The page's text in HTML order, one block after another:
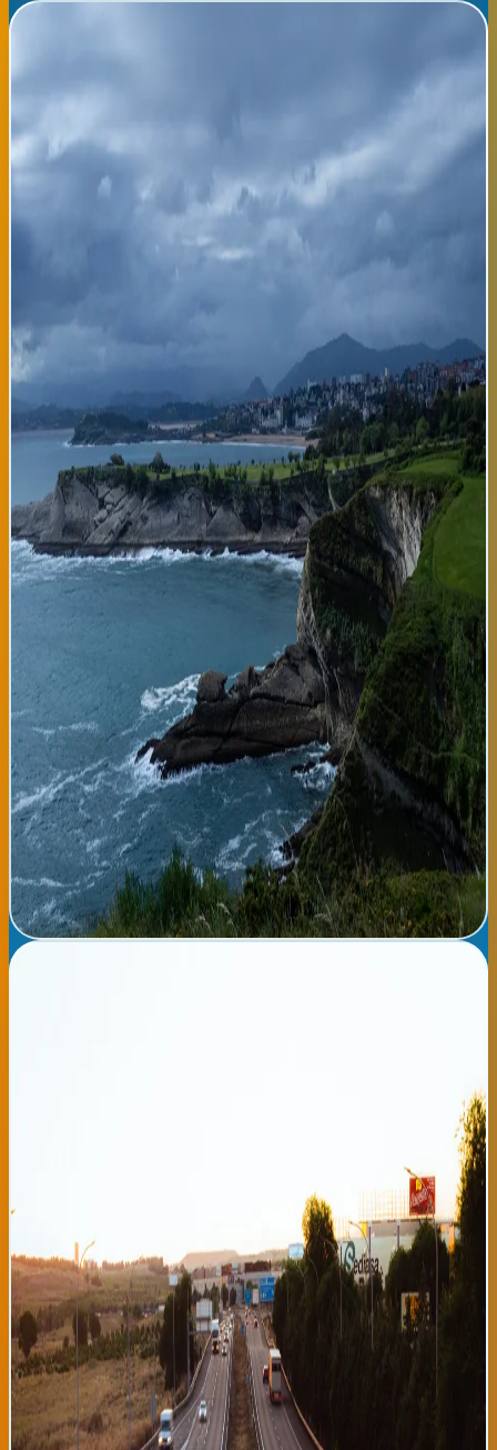
nos trae un día típicamente estival en el País Vasco, con
temperaturas moderadas de máxima de 27 grados centígrados
en Bilbao y Donostia, mientras que las mínimas rondarán los 19
grados. La previsión meteorológica indica cielos parcialmente
nublados durante la mañana, con aumento de nubosidad a partir
de la tarde, cuando se esperan tormentas puntuales de escasa
duración, especialmente entre las 17 y las 20 horas. Los vientos
completamente normal para la época estival vasca. Durante
agosto, nuestras ciudades experimentan este tipo de jornadas
con tormentas vespertinas que refrescan el ambiente y rompen
la monotonía del calor. La humedad relativa se mantendrá entre
el 60 y el 75%, lo que proporciona una sensación térmica
bastante agradable para quienes trabajen o estudien en
espacios cerrados con aire acondicionado. Para la comunidad
latina que vive en el País Vasco, este tipo de clima es muy similar
al de muchas zonas de montaña en América Central y Sudamérica
durante la época de transición entre estaciones. Las
recomendaciones del Servicio Meteorológico Vasco incluyen
protegerse del sol intenso utilizando crema solar de factor 50
durante las horas centrales del día, especialmente entre las 12 y
las 16 horas. Se aconseja llevar paraguas o impermeable para las
tormentas vespertinas que podrían sorprender durante la
tarde, particularmente en las zonas altas de Donostia. Los
índices UV se mantienen altos, con un nivel de 7 sobre 10, por lo
que la exposición solar directa sin protección puede causar
quemaduras en tan solo 15 a 20 minutos. En resumen, un día
perfecto para disfrutar de actividades al aire libre por la
mañana y refugiarse en interior o con paraguas durante las
tormentas de la tarde. Para mañana martes, esperamos
condiciones similares con máximas de 26 grados. Recuerda
estar atento a nuestros próximos boletines meteorológicos y,
por supuesto, mantente hidratado durante todo el día. Disfruta
del verano vasco con prudencia.
Leer noticia completa →
Vasco reporta un flujo moderado en las principales autopistas,
con circulación normalizada en la A-1, A-3 y en las autovías que
conectan ambas ciudades. Sin embargo, se recomienda especial
prevé un aumento de tráfico debido al retorno de vacacionistas
que pasaron el fin de semana en zonas de costa y ahora regresan
a sus domicilios en Bilbao o se trasladan hacia otras ciudades. El
retorno de las vacaciones de agosto es un fenómeno que afecta
especialmente a la comunidad latinoamericana del País Vasco,
muchos de cuyos integrantes aprovechan este mes para
disfrutar de escapadas familiares hacia playas como Zarautz,
Deba o Sopelana. La Dirección de Tráfico ha colocado agentes
especiales en los principales puntos de embotellamiento
potencial, como la salida hacia la N-634 en dirección a la Costa
Vasca. Se espera que los principales problemas de tráfico se
produzcan entre las 10 y las 14 horas, cuando muchas familias